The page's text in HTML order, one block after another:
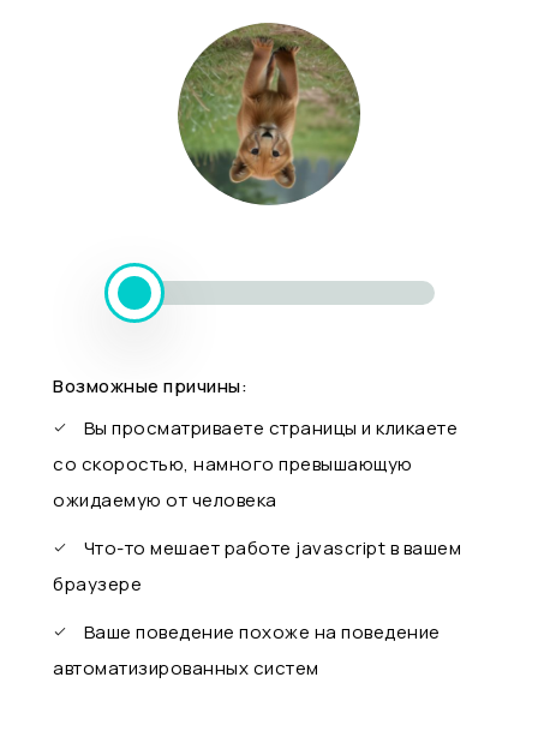
Возможные причины:
Вы просматриваете страницы и кликаете
со скоростью, намного превышающую
ожидаемую от человека
Что-то мешает работе javascript в вашем
браузере
Ваше поведение похоже на поведение
автоматизированных систем